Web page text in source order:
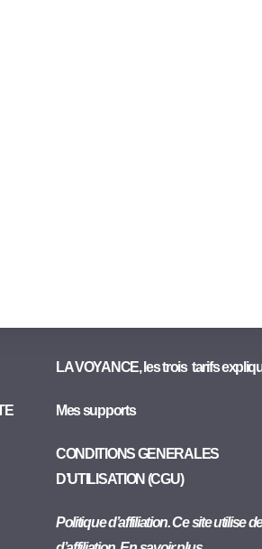
LA VOYANCE, les trois tarifs
Mes supports
CONDITIONS GENERALES
D’UTILISATION (CGU)
Politique d’affiliation. Ce site utilise